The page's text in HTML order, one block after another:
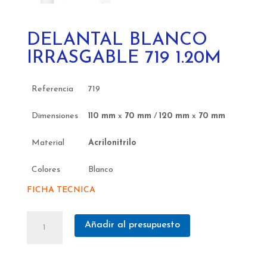
DELANTAL BLANCO
IRRASGABLE 719 1.20M
Referencia 719
Dimensiones 110 mm x 70 mm / 120 mm x 70 mm
Material Acrilonitrilo
Colores Blanco
FICHA TECNICA
BLANCO
Añadir al presupuesto